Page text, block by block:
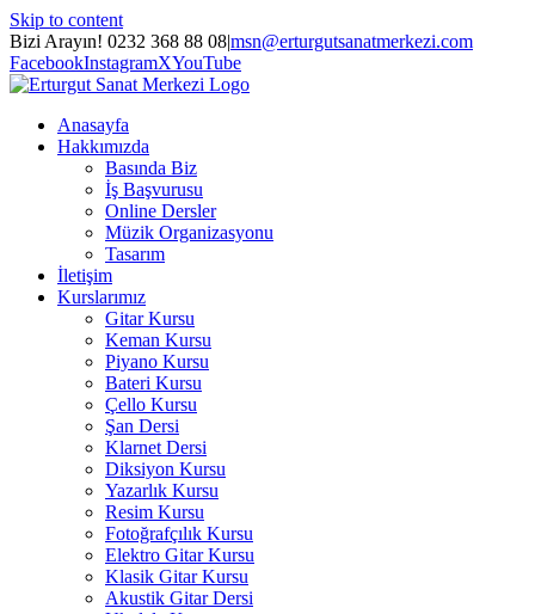
Skip to content
Bizi Arayın! 0232 368 88 08|msn@erturgutsanatmerkezi.com
FacebookInstagramXYouTube
Anasayfa
Hakkımızda
Basında Biz
İş Başvurusu
Online Dersler
Müzik Organizasyonu
Tasarım
İletişim
Kurslarımız
Gitar Kursu
Keman Kursu
Piyano Kursu
Bateri Kursu
Çello Kursu
Şan Dersi
Klarnet Dersi
Diksiyon Kursu
Yazarlık Kursu
Resim Kursu
Fotoğrafçılık Kursu
Elektro Gitar Kursu
Klasik Gitar Kursu
Akustik Gitar Dersi